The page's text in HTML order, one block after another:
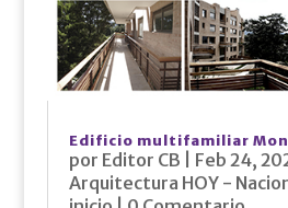
Edificio multifamiliar
por Editor CB Feb 24,
Arquitectura HOY -